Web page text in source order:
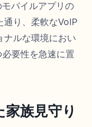
バイルアプリの
通り、柔軟なVoIP
ナルな環境におい
要性を急速に置
族見守り